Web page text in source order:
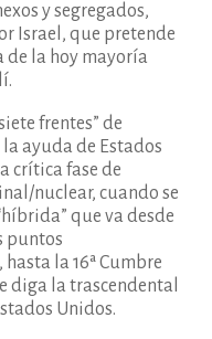
y segregados,
Israel, que pretende
la hoy mayoría
frentes” de
ayuda de Estados
crítica fase de
nuclear, cuando se
que va desde
puntos
la 16ª Cumbre
diga la trascendental
Unidos.